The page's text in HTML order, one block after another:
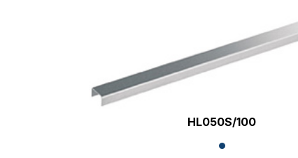
HL050S/100